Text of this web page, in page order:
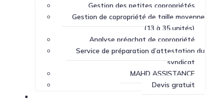
Gestion des petites copropriétés
Gestion de copropriété de taille moyenne
(13 à 35 unités)
Analyse préachat de copropriété
Service de préparation d’attestation du
syndicat
MAHD ASSISTANCE
Devis gratuit
Centre de ressources sur la copropriété